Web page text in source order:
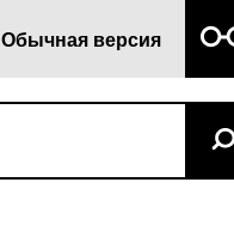
Обычная версия